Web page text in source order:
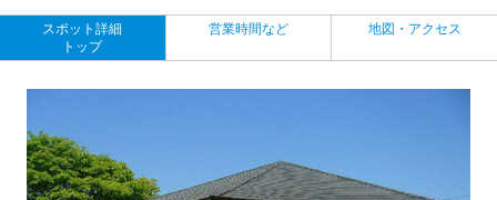
スポット詳細
トップ
営業時間など 地図・アクセス